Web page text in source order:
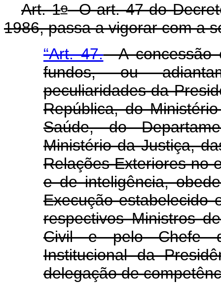
Art. 1oO art. 47 do
1986, passa a vigorar com a
“Art. 47.A concessão
fundos, ou
peculiaridades da
República, do
Saúde, do
Ministério da Justiça,
Relações Exteriores no
e de inteligência,
Execução estabelecido
respectivos Ministros
Civil e pelo Chefe
Institucional da
delegação de